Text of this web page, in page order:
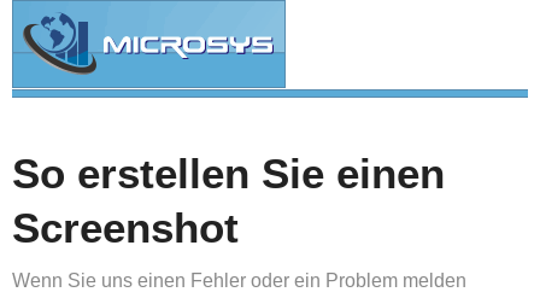
So erstellen Sie einen
Screenshot
Wenn Sie uns einen Fehler oder ein Problem melden